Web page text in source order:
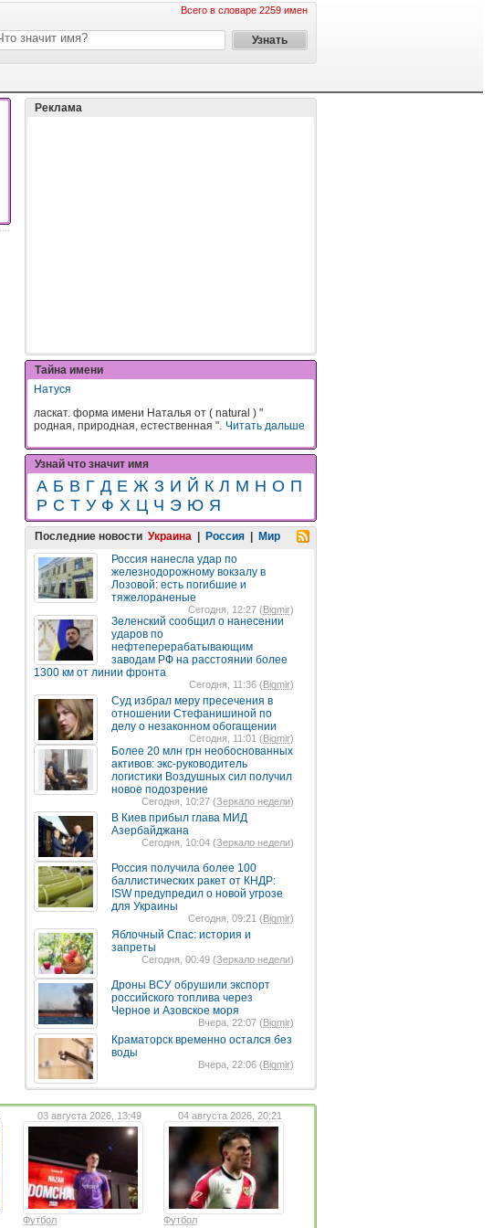
Всего в словаре 2259 имен
Реклама
Тайна имени
Натуся
ласкат. форма имени Наталья от ( natural ) "
родная, природная, естественная ". Читать дальше
Узнай что значит имя
А Б В Г Д Е Ж З И Й К Л М Н О П
Р С Т У Ф Х Ц Ч Э Ю Я
Последние новости Украина | Россия | Мир
Россия нанесла удар по
железнодорожному вокзалу в
Лозовой: есть погибшие и
тяжелораненые
Сегодня, 12:27 (Bigmir)
Зеленский сообщил о нанесении
ударов по
нефтеперерабатывающим
заводам РФ на расстоянии более
1300 км от линии фронта
Сегодня, 11:36 (Bigmir)
Суд избрал меру пресечения в
отношении Стефанишиной по
делу о незаконном обогащении
Сегодня, 11:01 (Bigmir)
Более 20 млн грн необоснованных
активов: экс-руководитель
логистики Воздушных сил получил
новое подозрение
Сегодня, 10:27 (Зеркало недели)
В Киев прибыл глава МИД
Азербайджана
Сегодня, 10:04 (Зеркало недели)
Россия получила более 100
баллистических ракет от КНДР:
ISW предупредил о новой угрозе
для Украины
Сегодня, 09:21 (Bigmir)
Яблочный Спас: история и
запреты
Сегодня, 00:49 (Зеркало недели)
Дроны ВСУ обрушили экспорт
российского топлива через
Черное и Азовское моря
Вчера, 22:07 (Bigmir)
Краматорск временно остался без
воды
Вчера, 22:06 (Bigmir)
03 августа 2026, 13:49
Футбол
04 августа 2026, 20:21
Футбол